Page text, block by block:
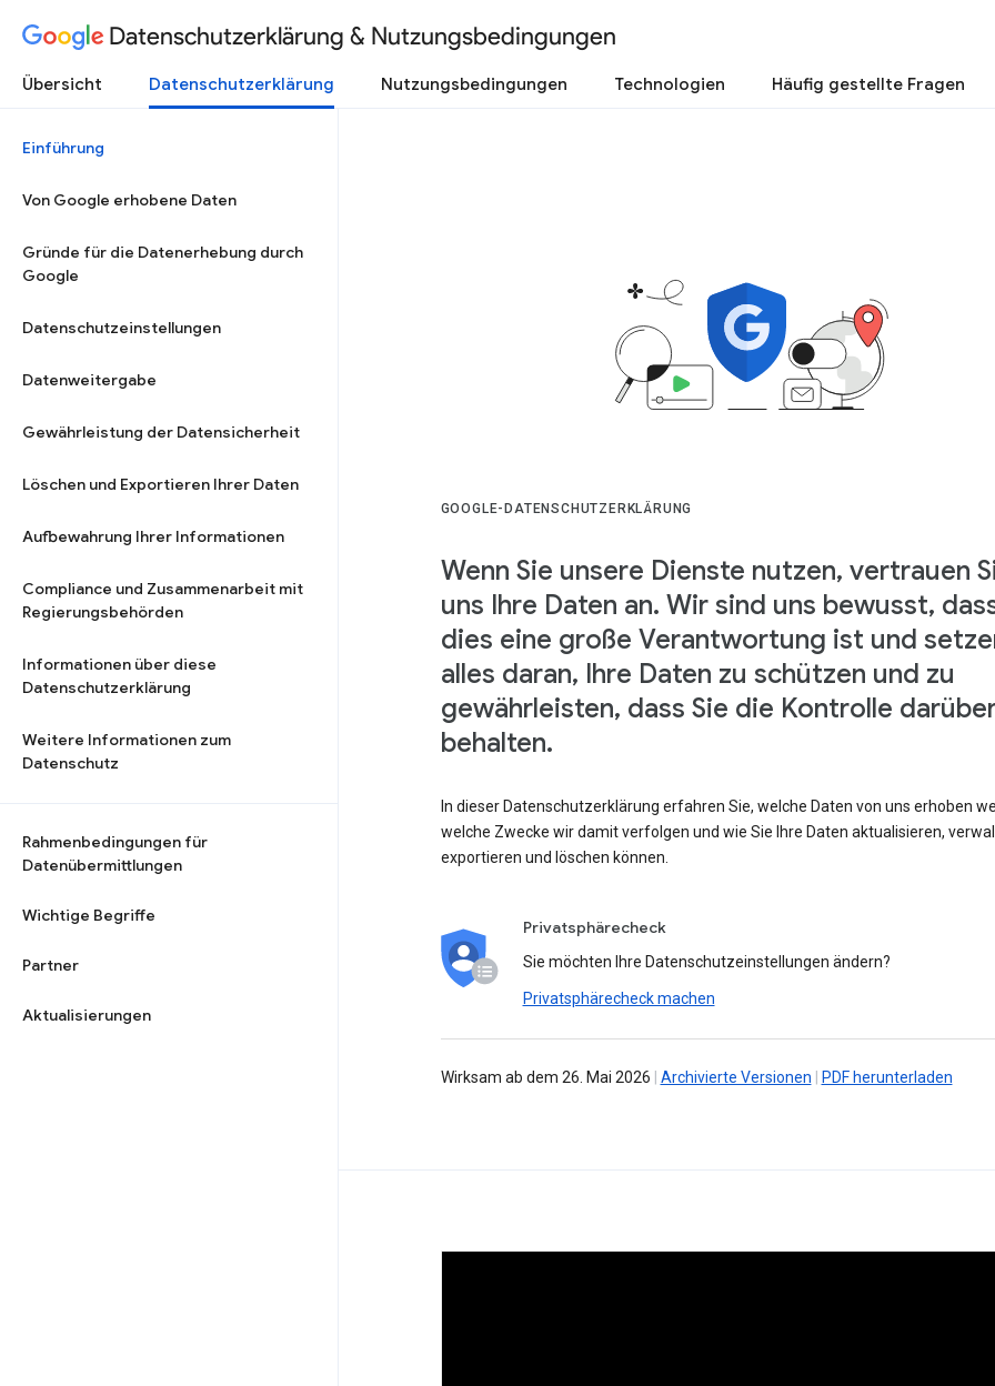
Datenschutzerklärung & Nutzungsbedingungen
Übersicht Datenschutzerklärung Nutzungsbedingungen Technologien Häufig gestellte Fragen
Einführung
Von Google erhobene Daten
Gründe für die Datenerhebung durch
Google
Datenschutzeinstellungen
Datenweitergabe
Gewährleistung der Datensicherheit
Löschen und Exportieren Ihrer Daten
Aufbewahrung Ihrer Informationen
Compliance und Zusammenarbeit mit
Regierungsbehörden
Informationen über diese
Datenschutzerklärung
Weitere Informationen zum
Datenschutz
Rahmenbedingungen für
Datenübermittlungen
Wichtige Begriffe
Partner
Aktualisierungen
GOOGLE-DATENSCHUTZERKLÄRUNG
Wenn Sie unsere Dienste nutzen, vertrauen
uns Ihre Daten an. Wir sind uns bewusst,
dies eine große Verantwortung ist und
alles daran, Ihre Daten zu schützen und zu
gewährleisten, dass Sie die Kontrolle
behalten.
In dieser Datenschutzerklärung erfahren Sie, welche Daten von uns erhoben
welche Zwecke wir damit verfolgen und wie Sie Ihre Daten aktualisieren,
exportieren und löschen können.
Privatsphärecheck
Sie möchten Ihre Datenschutzeinstellungen ändern?
Privatsphärecheck machen
Wirksam ab dem 26. Mai 2026 Archivierte Versionen PDF herunterladen